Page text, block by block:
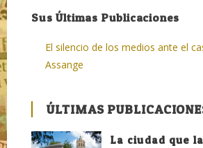
Sus Últimas Publicaciones
El silencio de los medios ante el
Assange
ÚLTIMAS
La ciudad que